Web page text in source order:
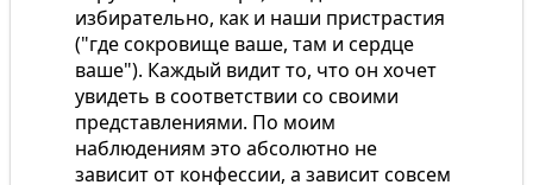
избирательно, как и наши пристрастия
("где сокровище ваше, там и сердце
ваше"). Каждый видит то, что он хочет
увидеть в соответствии со своими
представлениями. По моим
наблюдениям это абсолютно не
зависит от конфессии, а зависит совсем